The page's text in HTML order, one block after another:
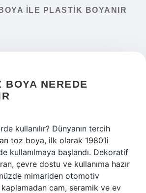
ILE PLASTIK BOYANIR
BOYA NEREDE
kullanılır? Dünyanın tercih
toz boya, ilk olarak 1980’li
kullanılmaya başlandı. Dekoratif
çevre dostu ve kullanıma hazır
mimariden otomotiv
cam, seramik ve ev